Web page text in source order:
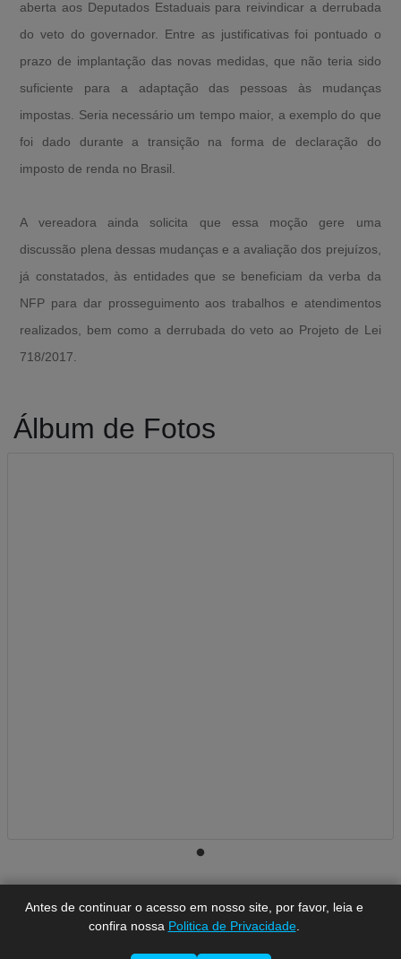
Antes de continuar o acesso em nosso site, por favor, leia e
confira nossa Politica de Privacidade.
aberta aos Deputados Estaduais para reivindicar a derrubada
do veto do governador. Entre as justificativas foi pontuado o
prazo de implantação das novas medidas, que não teria sido
suficiente para a adaptação das pessoas às mudanças
impostas. Seria necessário um tempo maior, a exemplo do que
foi dado durante a transição na forma de declaração do
imposto de renda no Brasil.
A vereadora ainda solicita que essa moção gere uma
discussão plena dessas mudanças e a avaliação dos prejuízos,
já constatados, às entidades que se beneficiam da verba da
NFP para dar prosseguimento aos trabalhos e atendimentos
realizados, bem como a derrubada do veto ao Projeto de Lei
718/2017.
Álbum de Fotos